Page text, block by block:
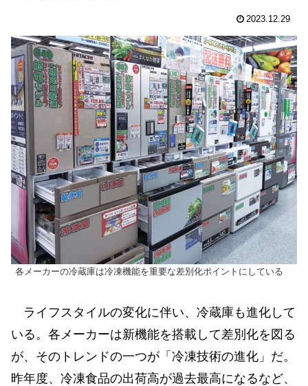
2023.12.29
各メーカーの冷蔵庫は冷凍機能を重要な差別化ポイントにしている
ライフスタイルの変化に伴い、冷蔵庫も進化して
いる。各メーカーは新機能を搭載して差別化を図る
が、そのトレンドの一つが「冷凍技術の進化」だ。
昨年度、冷凍食品の出荷高が過去最高になるなど、